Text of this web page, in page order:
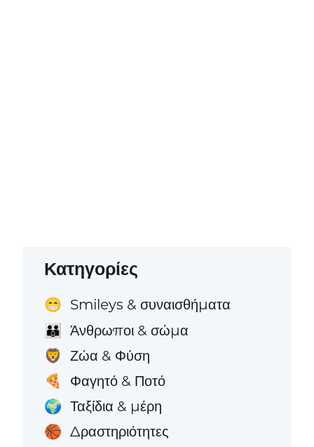
Κατηγορίες
😁 Smileys & συναισθήματα
👪 Άνθρωποι & σώμα
🦁 Ζώα & Φύση
🍕 Φαγητό & Ποτό
🌍 Ταξίδια & μέρη
🏀 Δραστηριότητες